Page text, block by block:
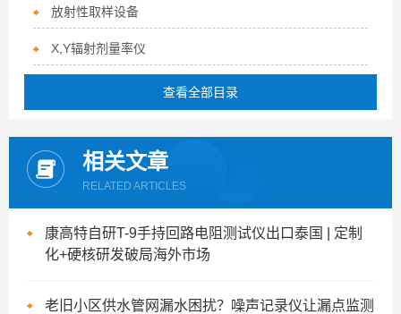
放射性取样设备
X,Y辐射剂量率仪
查看全部目录
相关文章
RELATED ARTICLES
康高特自研T-9手持回路电阻测试仪出口泰国 | 定制
化+硬核研发破局海外市场
老旧小区供水管网漏水困扰？噪声记录仪让漏点监测